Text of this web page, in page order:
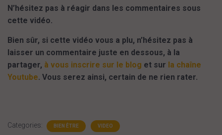
N’hésitez pas à réagir dans les commentaires sous
cette vidéo.
Bien sûr, si cette vidéo vous a plu, n’hésitez pas à
laisser un commentaire juste en dessous, à la
partager, à vous inscrire sur le blog et sur la chaîne
Youtube. Vous serez ainsi, certain de ne rien rater.
Categories: BIEN ÊTRE VIDEO